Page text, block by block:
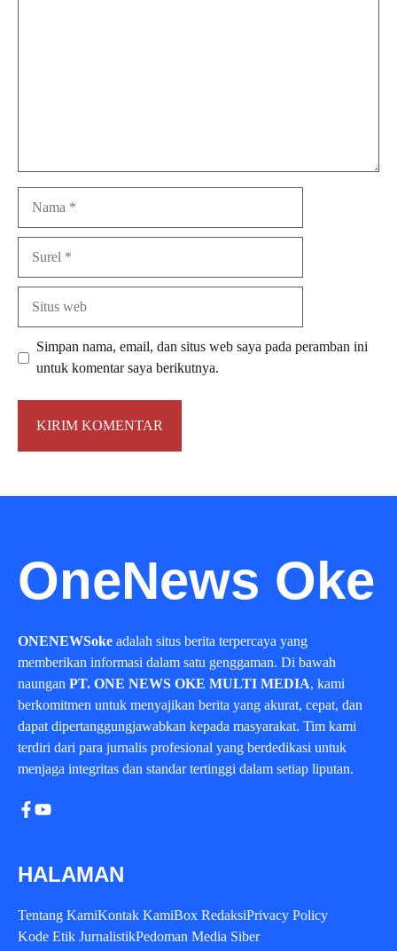
Simpan nama, email, dan situs web saya pada peramban ini
untuk komentar saya berikutnya.
OneNews Oke
ONENEWSoke adalah situs berita terpercaya yang
memberikan informasi dalam satu genggaman. Di bawah
naungan PT. ONE NEWS OKE MULTI MEDIA, kami
berkomitmen untuk menyajikan berita yang akurat, cepat, dan
dapat dipertanggungjawabkan kepada masyarakat. Tim kami
terdiri dari para jurnalis profesional yang berdedikasi untuk
menjaga integritas dan standar tertinggi dalam setiap liputan.
HALAMAN
Tentang KamiKontak KamiBox RedaksiPrivacy Policy
Kode Etik JurnalistikPedoman Media Siber